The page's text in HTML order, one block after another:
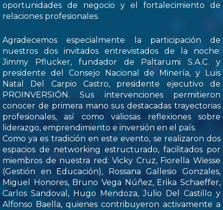
oportunidades de negocio y el fortalecimiento de
relaciones profesionales.
Agradecemos especialmente la participación de
nuestros dos invitados entrevistados de la noche:
Jimmy Pflucker, fundador de Paltarumi S.A.C. y
presidente del Consejo Nacional de Minería, y Luis
Natal Del Carpio Castro, presidente ejecutivo de
PROINVERSIÓN. Sus intervenciones permitieron
conocer de primera mano sus destacadas trayectorias
profesionales, así como valiosas reflexiones sobre
liderazgo, emprendimiento e inversión en el país.
Como ya es tradición en este evento, se realizaron dos
espacios de networking estructurado, facilitados por
miembros de nuestra red: Vicky Cruz, Fiorella Wiesse
(Gestión en Educación), Rossana Gallesio Gonzales,
Miguel Honores, Bruno Vega Núñez, Erika Schaeffer,
Carlos Sandoval, Hugo Mendoza, Julio Del Castillo y
Alfonso Baella, quienes contribuyeron activamente a